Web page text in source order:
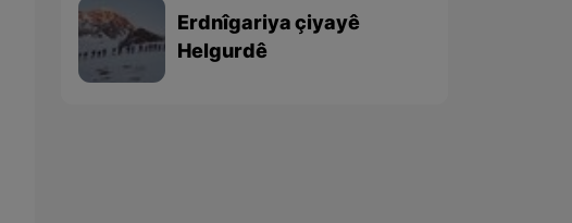
Erdnîgariya çiyayê
Helgurdê